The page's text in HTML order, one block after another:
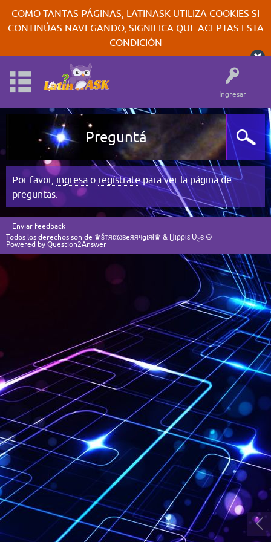
COMO TANTAS PÁGINAS, LATINASK UTILIZA COOKIES SI
CONTINÚAS NAVEGANDO, SIGNIFICA QUE ACEPTAS ESTA
CONDICIÓN
Ingresar
Preguntá
Por favor,ingresa o regístratepara ver la página de
preguntas.
Enviar feedback
Todos los derechos son de ♛šтяαωвeяячgıяł♛ & Ӈιρριε Ʋყє ☮
Powered by Question2Answer